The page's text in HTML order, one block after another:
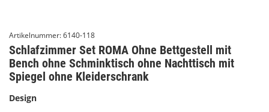
Artikelnummer:6140-118
Schlafzimmer Set ROMA Ohne Bettgestell mit
Bench ohne Schminktisch ohne Nachttisch mit
Spiegel ohne Kleiderschrank
Design